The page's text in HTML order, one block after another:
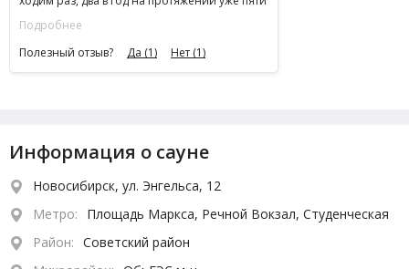
самый большой. Все супер! Персонал
отличный!!! Отдых замечательный!!!
Особенно дети в восторге от бассейна.
Подробнее
Полезный отзыв?
Да (1) Нет (1)
Информация о сауне
Новосибирск, ул. Энгельса, 12
Метро:
Площадь Маркса, Речной Вокзал, Студенческая
Район: Советский район